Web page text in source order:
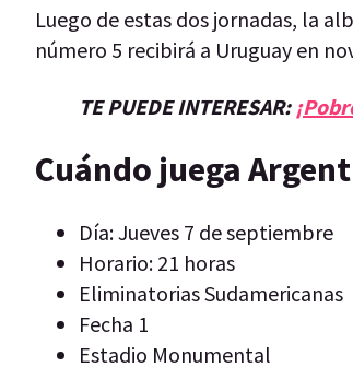
Luego de estas dos jornadas, la
número 5 recibirá a Uruguay en
TE PUEDE INTERESAR:
Cuándo juega
Día: Jueves 7 de septiembre
Horario: 21 horas
Eliminatorias Sudamericanas
Fecha 1
Estadio Monumental